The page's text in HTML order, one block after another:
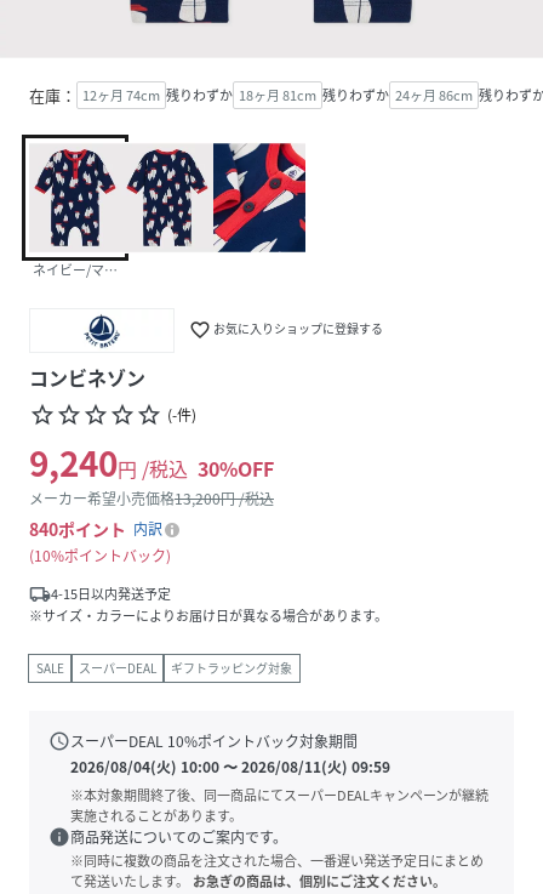
在庫： 12ヶ月 74cm 残りわずか 18ヶ月 81cm 残りわずか 24ヶ月 86cm 残りわず
ネイビー/マルチカラー
favorite_border お気に入りショップに登録する
コンビネゾン
star_borderstar_borderstar_borderstar_borderstar_border (-件)
9,240円 /税込 30%OFF
メーカー希望小売価格13,200円 /税込
840ポイント 内訳
10%ポイントバック
local_shipping4-15日以内発送予定
※サイズ・カラーによりお届け日が異なる場合があります。
SALE スーパーDEAL ギフトラッピング対象
scheduleスーパーDEAL 10%ポイントバック対象期間
2026/08/04(火) 10:00〜2026/08/11(火) 09:59
※本対象期間終了後、同一商品にてスーパーDEALキャンペーンが継続
実施されることがあります。
info商品発送についてのご案内です。
※同時に複数の商品を注文された場合、一番遅い発送予定日にまとめ
て発送いたします。
お急ぎの商品は、個別にご注文ください。